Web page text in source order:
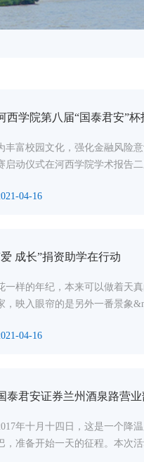
西学院第八届“国泰君安”
丰富校园文化，强化金融风险
启动仪式在河西学院学术报告
04-16
爱 成长”捐资助学在行动
一样的年纪，本来可以做着天
，映入眼帘的是另外一番景象
04-16
泰君安证券兰州酒泉路营
年十月十四日，这是一个降
，准备开始一天的征程。本次